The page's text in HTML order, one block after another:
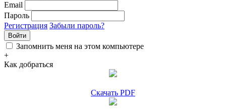
Email
Пароль
Регистрация Забыли пароль?
Войти
Запомнить меня на этом компьютере
+
Как добраться
Скачать PDF